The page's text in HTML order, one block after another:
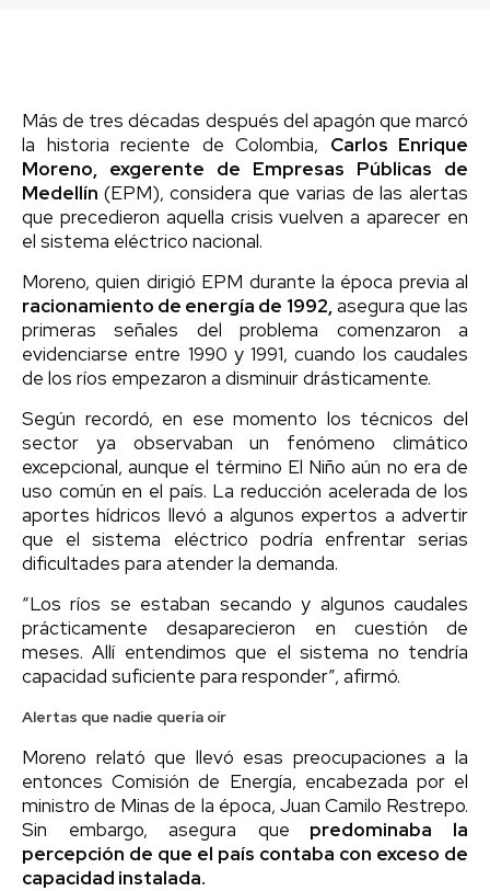
Más de tres décadas después del apagón que marcó
la historia reciente de Colombia, Carlos Enrique
Moreno, exgerente de Empresas Públicas de
Medellín (EPM), considera que varias de las alertas
que precedieron aquella crisis vuelven a aparecer en
el sistema eléctrico nacional.
Moreno, quien dirigió EPM durante la época previa al
racionamiento de energía de 1992,asegura que las
primeras señales del problema comenzaron a
evidenciarse entre 1990 y 1991, cuando los caudales
de los ríos empezaron a disminuir drásticamente.
Según recordó, en ese momento los técnicos del
sector ya observaban un fenómeno climático
excepcional, aunque el término El Niño aún no era de
uso común en el país. La reducción acelerada de los
aportes hídricos llevó a algunos expertos a advertir
que el sistema eléctrico podría enfrentar serias
dificultades para atender la demanda.
“Los ríos se estaban secando y algunos caudales
prácticamente desaparecieron en cuestión de
meses. Allí entendimos que el sistema no tendría
capacidad suficiente para responder”, afirmó.
Alertas que nadie quería oír
Moreno relató que llevó esas preocupaciones a la
entonces Comisión de Energía, encabezada por el
ministro de Minas de la época, Juan Camilo Restrepo.
Sin embargo, asegura que predominaba la
percepción de que el país contaba con exceso de
capacidad instalada.